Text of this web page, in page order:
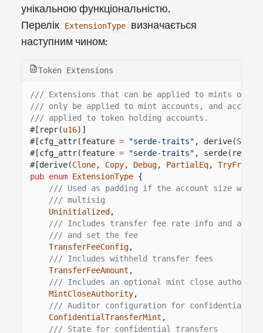
унікальною функціональністю.
Перелік
ExtensionType
визначається
наступним чином:
Token Extensions
/// Extensions that can be applied to mints or
/// only be applied to mint accounts, and account
/// applied to token holding accounts.
#[repr(u16)]
#[cfg_attr(feature = "serde-traits" , derive(
#[cfg_attr(feature = "serde-traits" ,
#[derive(Clone, Copy, Debug, PartialEq,
pub enum ExtensionType {
/// Used as padding if the account size would
/// multisig
Uninitialized ,
/// Includes transfer fee rate info and
/// and set the fee
TransferFeeConfig,
/// Includes withheld transfer fees
TransferFeeAmount ,
/// Includes an optional mint close authority
MintCloseAuthority,
/// Auditor configuration for confidential
ConfidentialTransferMint ,
/// State for confidential transfers